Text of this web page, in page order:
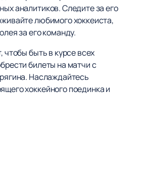
аналитиков. Следите за его
любимого хоккеиста,
за его команду.
чтобы быть в курсе всех
билеты на матчи с
Наслаждайтесь
хоккейного поединка и